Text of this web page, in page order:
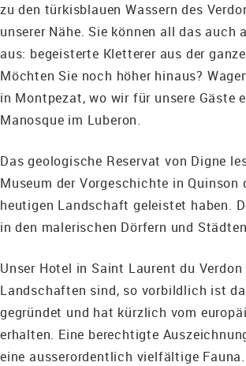
zu den türkisblauen Wassern des
unserer Nähe. Sie können all das auch
aus: begeisterte Kletterer aus der
Möchten Sie noch höher hinaus?
in Montpezat, wo wir für unsere Gäste
Manosque im Luberon.
Das geologische Reservat von Digne
Museum der Vorgeschichte in
heutigen Landschaft geleistet haben.
in den malerischen Dörfern und
Unser Hotel in Saint Laurent du
Landschaften sind, so vorbildlich ist
gegründet und hat kürzlich vom
erhalten. Eine berechtigte
eine ausserordentlich vielfältige Fauna.